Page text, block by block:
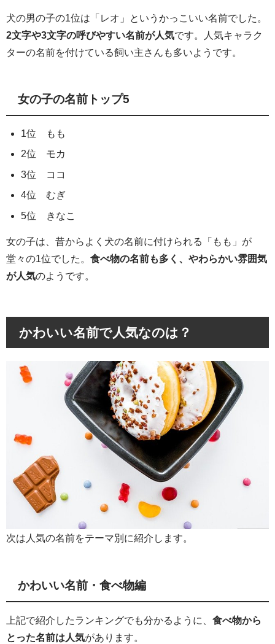
犬の男の子の1位は「レオ」というかっこいい名前でした。
2文字や3文字の呼びやすい名前が人気です。人気キャラク
ターの名前を付けている飼い主さんも多いようです。
女の子の名前トップ5
1位 もも
2位 モカ
3位 ココ
4位 むぎ
5位 きなこ
女の子は、昔からよく犬の名前に付けられる「もも」が
堂々の1位でした。 食べ物の名前も多く、やわらかい雰囲気
が人気のようです。
かわいい名前で人気なのは？
次は人気の名前をテーマ別に紹介します。
かわいい名前・食べ物編
上記で紹介したランキングでも分かるように、 食べ物から
とった名前は人気があります。